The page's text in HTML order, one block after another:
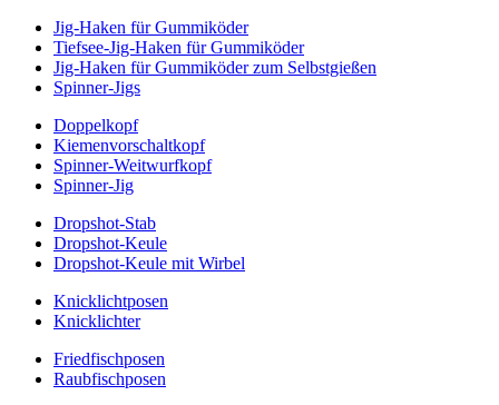
Jig-Haken für Gummiköder
Tiefsee-Jig-Haken für Gummiköder
Jig-Haken für Gummiköder zum Selbstgießen
Spinner-Jigs
Doppelkopf
Kiemenvorschaltkopf
Spinner-Weitwurfkopf
Spinner-Jig
Dropshot-Stab
Dropshot-Keule
Dropshot-Keule mit Wirbel
Knicklichtposen
Knicklichter
Friedfischposen
Raubfischposen